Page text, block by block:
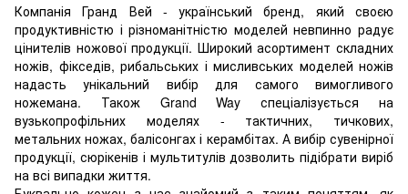
Компанія Гранд Вей - український бренд, який своєю
продуктивністю і різноманітністю моделей невпинно радує
цінителів ножової продукції. Широкий асортимент складних
ножів, фікседів, рибальських і мисливських моделей ножів
надасть унікальний вибір для самого вимогливого
ножемана. Також Grand Way спеціалізується на
вузькопрофільних моделях - тактичних, тичкових,
метальних ножах, балісонгах і керамбітах. А вибір сувенірної
продукції, сюрікенів і мультитулів дозволить підібрати виріб
на всі випадки життя.